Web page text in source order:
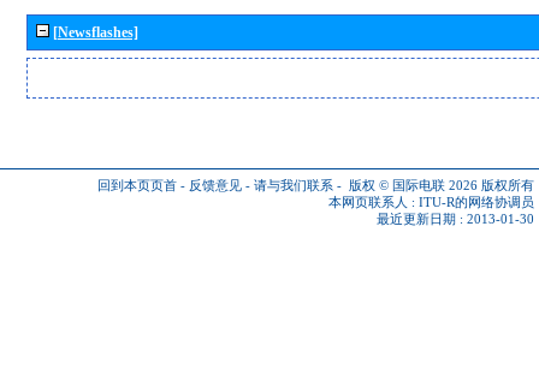
[Newsflashes]
回到本页页首 - 反馈意见 - 请与我们联系 - 版权 © 国际电联 2026 版权所有
本网页联系人 : ITU-R的网络协调员
最近更新日期 : 2013-01-30